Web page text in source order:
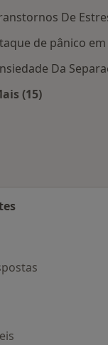
De
de pânico
Da
(15)